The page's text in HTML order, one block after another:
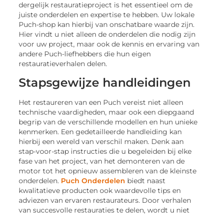
dergelijk restauratieproject is het essentieel om de
juiste onderdelen en expertise te hebben. Uw lokale
Puch-shop kan hierbij van onschatbare waarde zijn.
Hier vindt u niet alleen de onderdelen die nodig zijn
voor uw project, maar ook de kennis en ervaring van
andere Puch-liefhebbers die hun eigen
restauratieverhalen delen.
Stapsgewijze handleidingen
Het restaureren van een Puch vereist niet alleen
technische vaardigheden, maar ook een diepgaand
begrip van de verschillende modellen en hun unieke
kenmerken. Een gedetailleerde handleiding kan
hierbij een wereld van verschil maken. Denk aan
stap-voor-stap instructies die u begeleiden bij elke
fase van het project, van het demonteren van de
motor tot het opnieuw assembleren van de kleinste
onderdelen. Puch Onderdelen biedt naast
kwalitatieve producten ook waardevolle tips en
adviezen van ervaren restaurateurs. Door verhalen
van succesvolle restauraties te delen, wordt u niet